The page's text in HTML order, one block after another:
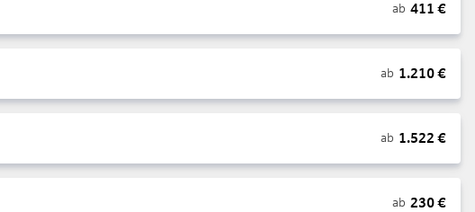
ab 411 €
ab 1.210€
ab 1.522 €
ab 230€